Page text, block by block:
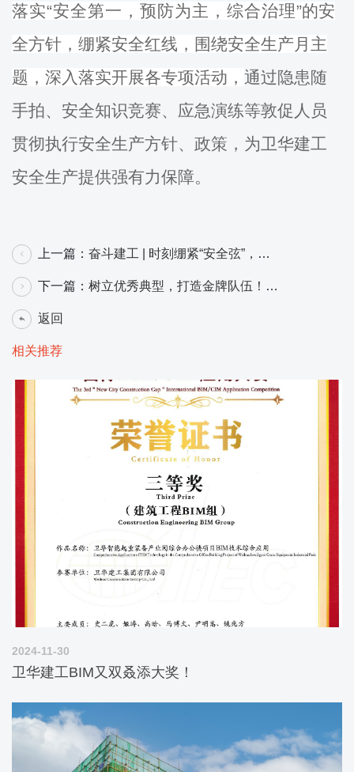
落实“安全第一，预防为主，综合治理”的安
全方针，绷紧安全红线，围绕安全生产月主
题，深入落实开展各专项活动， 通过隐患随
手拍、安全知识竞赛、应急演练等敦促人员
贯彻执行安全生产方针、政策，为卫华建工
安全生产提供强有力保障。
上一篇： 奋斗建工 | 时刻绷紧“安全弦”，筑
下一篇： 树立优秀典型，打造金牌队伍！
返回
相关推荐
2024-11-30
卫华建工BIM又双叒添大奖！